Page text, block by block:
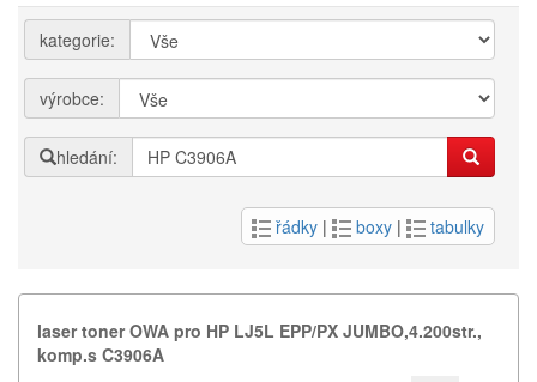
kategorie:
výrobce:
hledání:
řádky | boxy | tabulky
laser toner OWA pro HP LJ5L EPP/​PX JUMBO,​4.​200str.​,​
komp.​s C3906A